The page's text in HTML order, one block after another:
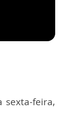
sexta-feira,